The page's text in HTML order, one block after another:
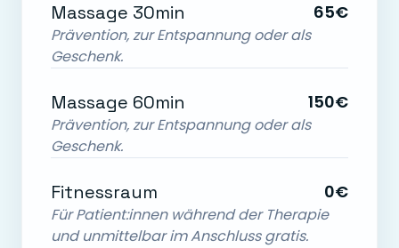
Massage 30min 65€
Prävention, zur Entspannung oder als
Geschenk.
Massage 60min 150€
Prävention, zur Entspannung oder als
Geschenk.
Fitnessraum 0€
Für Patient:innen während der Therapie
und unmittelbar im Anschluss gratis.